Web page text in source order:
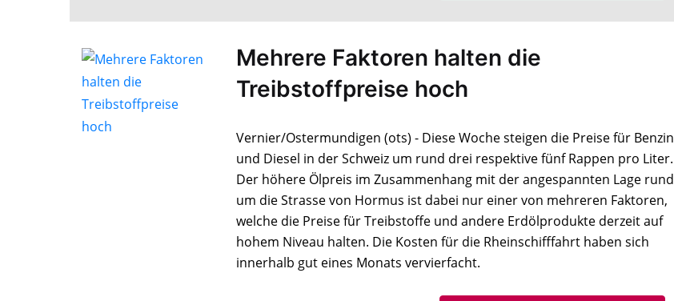
Mehrere Faktoren halten die
Treibstoffpreise hoch
Vernier/Ostermundigen (ots) - Diese Woche steigen die Preise für Benzin
und Diesel in der Schweiz um rund drei respektive fünf Rappen pro Liter.
Der höhere Ölpreis im Zusammenhang mit der angespannten Lage rund
um die Strasse von Hormus ist dabei nur einer von mehreren Faktoren,
welche die Preise für Treibstoffe und andere Erdölprodukte derzeit auf
hohem Niveau halten. Die Kosten für die Rheinschifffahrt haben sich
innerhalb gut eines Monats vervierfacht.